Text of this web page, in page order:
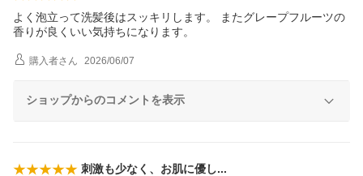
よく泡立って洗髪後はスッキリします。 またグレープフルーツの
香りが良くいい気持ちになります。
購入者さん 2026/06/07
ショップからのコメントを表示
刺激も少なく、お肌に優し